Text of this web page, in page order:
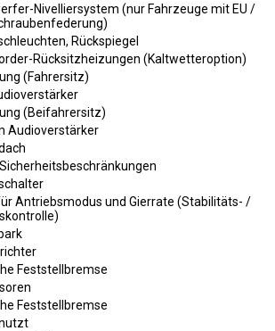
Nivelliersystem (nur Fahrzeuge mit EU /
Rückspiegel
Rücksitzheizungen (Kaltwetteroption)
(Fahrersitz)
(Beifahrersitz)
Audioverstärker
Antriebsmodus und Gierrate (Stabilitäts- /
Feststellbremse
Feststellbremse